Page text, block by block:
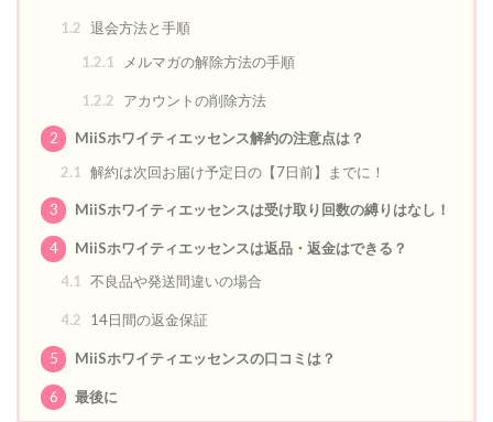
1.2 退会方法と手順
1.2.1
メルマガの解除方法の手順
1.2.2 アカウントの削除方法
2
MiiSホワイティエッセンス解約の注意点は？
2.1
解約は次回お届け予定日の【7日前】までに！
3 MiiSホワイティエッセンスは受け取り回数の縛りはなし！
4
MiiSホワイティエッセンスは返品・返金はできる？
4.1 不良品や発送間違いの場合
4.2 14日間の返金保証
5 MiiSホワイティエッセンスの口コミは？
6 最後に